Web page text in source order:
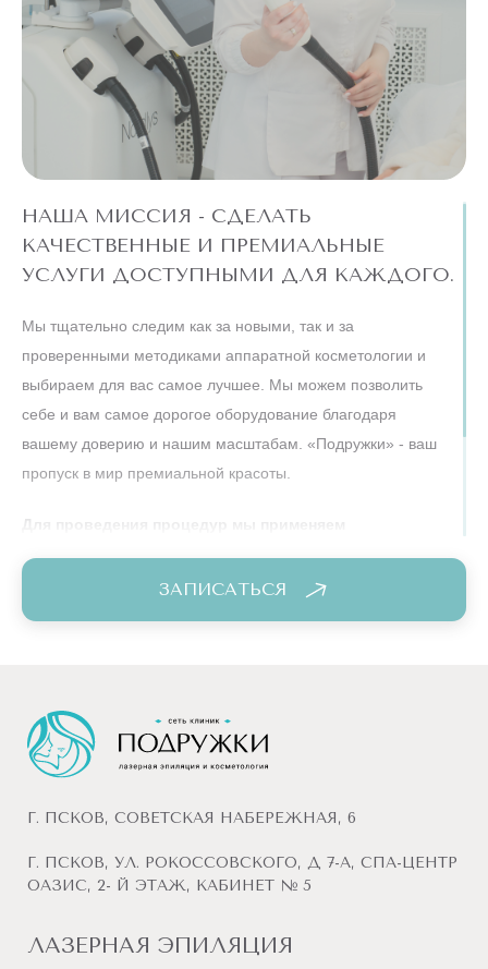
НАША МИССИЯ - СДЕЛАТЬ
КАЧЕСТВЕННЫЕ И ПРЕМИАЛЬНЫЕ
УСЛУГИ ДОСТУПНЫМИ ДЛЯ КАЖДОГО.
Мы тщательно следим как за новыми, так и за
проверенными методиками аппаратной косметологии и
выбираем для вас самое лучшее. Мы можем позволить
себе и вам самое дорогое оборудование благодаря
вашему доверию и нашим масштабам. «Подружки» - ваш
пропуск в мир премиальной красоты.
Для проведения процедур мы применяем
новейшие технологии, чем гарантируем безупречный
результат и высокий уровень сервиса.
ЗАПИСАТЬСЯ
Г. ПСКОВ, СОВЕТСКАЯ НАБЕРЕЖНАЯ, 6
Г. ПСКОВ, УЛ. РОКОССОВСКОГО, Д 7-А, СПА-ЦЕНТР
ОАЗИС, 2- Й ЭТАЖ, КАБИНЕТ № 5
ЛАЗЕРНАЯ ЭПИЛЯЦИЯ